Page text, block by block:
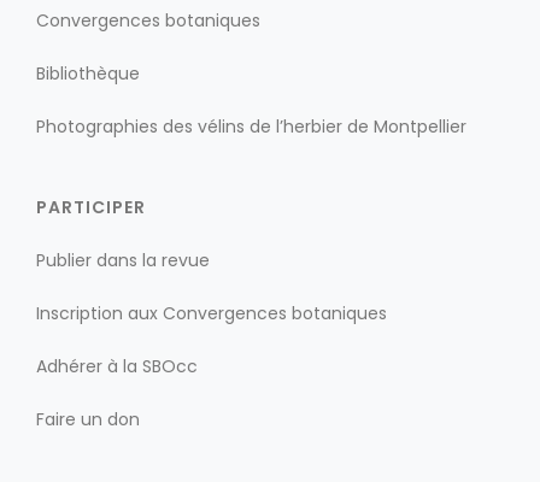
Convergences botaniques
Bibliothèque
Photographies des vélins de l’herbier de Montpellier
PARTICIPER
Publier dans la revue
Inscription aux Convergences botaniques
Adhérer à la SBOcc
Faire un don